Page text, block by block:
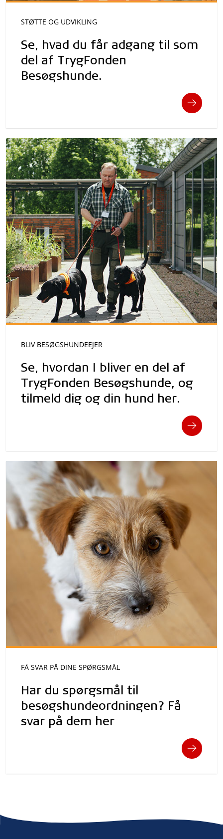
STØTTE OG UDVIKLING
Se, hvad du får adgang til som
del af TrygFonden
Besøgshunde.
BLIV BESØGSHUNDEEJER
Se, hvordan I bliver en del af
TrygFonden Besøgshunde, og
tilmeld dig og din hund her.
FÅ SVAR PÅ DINE SPØRGSMÅL
Har du spørgsmål til
besøgshundeordningen? Få
svar på dem her